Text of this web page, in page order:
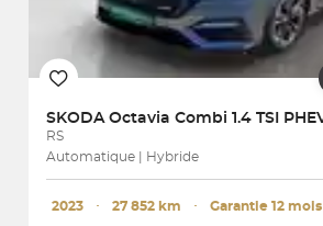
SKODA
RS
Automatique | Hybride
2023 ･ 27 852 km ･ Garantie 12 mois